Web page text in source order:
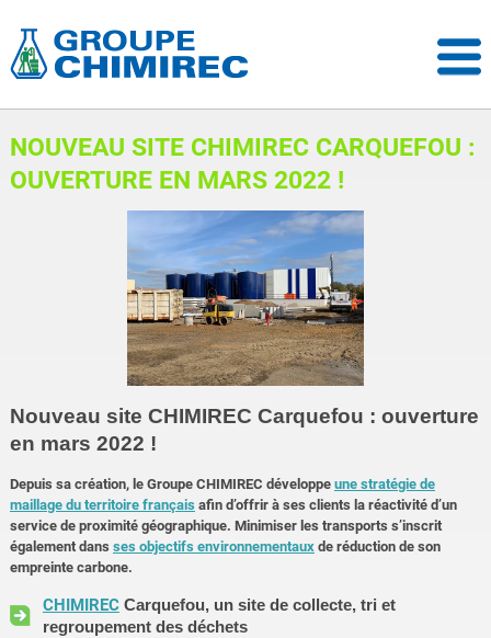
NOUVEAU SITE CHIMIREC CARQUEFOU :
OUVERTURE EN MARS 2022 !
Nouveau site CHIMIREC Carquefou : ouverture
en mars 2022 !
Depuis sa création, le Groupe CHIMIREC développe une stratégie de
maillage du territoire françaisafin d’offrir à ses clients la réactivité d’un
service de proximité géographique. Minimiser les transports s’inscrit
également dans ses objectifs environnementauxde réduction de son
empreinte carbone.
CHIMIRECCarquefou, un site de collecte, tri et
regroupement des déchets